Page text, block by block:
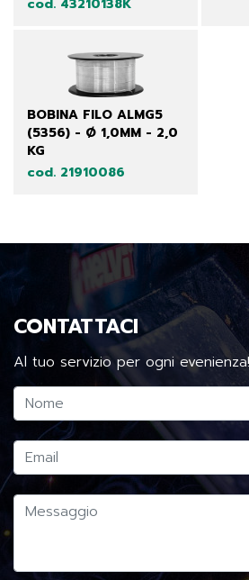
BOBINA FILO ALMG5
(5356) - Ø 1,0MM - 2,0
KG
cod. 21910086
CONTATTACI
Al tuo servizio per ogni evenienza!